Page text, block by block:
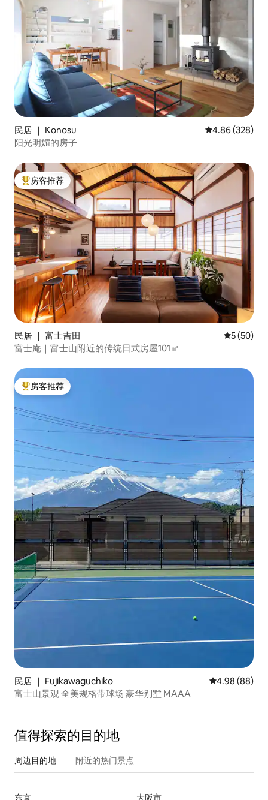
民居 ｜ Konosu 平均评分 4.86
4.86 (328)
阳光明媚的房子
热门「房客推荐」
房客推荐
民居 ｜ 富士吉田 平均评分
5 (50)
富士庵｜富士山附近的传统日式房屋101㎡
热门「房客推荐」
房客推荐
民居 ｜ Fujikawaguchiko 平均评分 4.98
4.98 (88)
富士山景观 全美规格带球场 豪华别墅 MAAA
值得探索的目的地
周边目的地 附近的热门景点
东京 大阪市